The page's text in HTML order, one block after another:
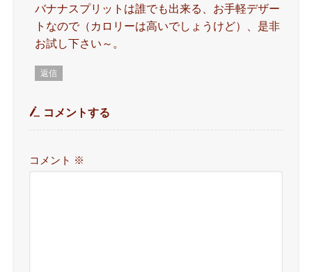
バナナスプリットは誰でも出来る、お手軽デザー
トなので（カロリーは高いでしょうけど）、是非
お試し下さい～。
返信
コメントする
コメント ※